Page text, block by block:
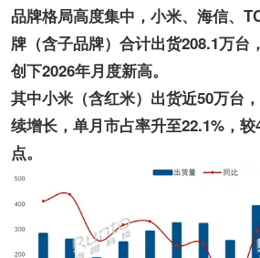
品牌格局高度集中，小米、海信、
牌（含子品牌）合计出货208.1万台
创下2026年月度新高。
其中小米（含红米）出货近50万台
续增长，单月市占率升至22.1%，
点。